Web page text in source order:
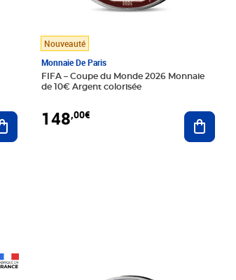
Ajouter au panier
Nouveauté
Monnaie De Paris
FIFA – Coupe du Monde 2026 Monnaie
de 10€ Argent colorisée
148,00€